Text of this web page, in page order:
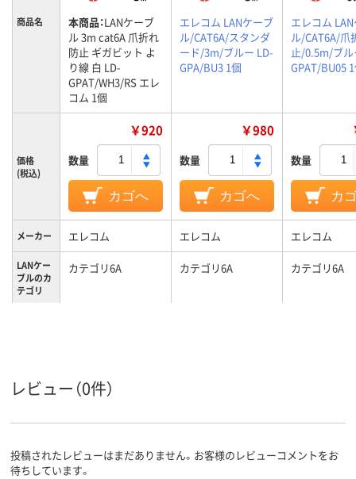
商品名 本商品：LANケーブ
ル 3m cat6A 爪折れ
防止 ギガビット よ
り線 白 LD-
GPAT/WH3/RS エレ
コム 1個
エレコム LANケーブ
ル/CAT6A/スタンダ
ード/3m/ブルー LD-
GPA/BU3 1個
エレコム
ル/CAT6A/爪
止/0.5m/ブル
GPAT/BU05
価格
(税込)
￥920
数量
カゴへ
￥980
数量
カゴへ
数量
カ
メーカー エレコム エレコム エレコム
LANケー
ブルのカ
テゴリ
カテゴリ6A カテゴリ6A カテゴリ6A
LANケー
ストレート結線
レビュー（0件）
投稿されたレビューはまだありません。お客様のレビューコメントをお
待ちしています。